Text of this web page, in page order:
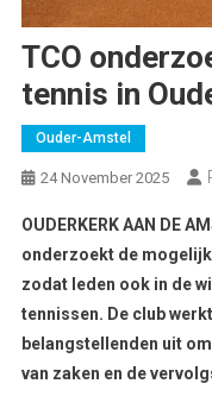
TCO
tennis in
Ouder-Amstel
24 November 2025
OUDERKERK AAN DE
onderzoekt de
zodat leden ook in de
tennissen. De club
belangstellenden uit
van zaken en de